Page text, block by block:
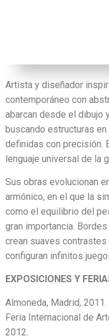
Artista y diseñador
contemporáneo con
abarcan desde el dibujo
buscando estructuras
definidas con precisión.
lenguaje universal de la
Sus obras evolucionan
armónico, en el que la
como el equilibrio del
gran importancia.
crean suaves
configuran infinitos
EXPOSICIONES Y
Almoneda, Madrid, 2011.
Feria Internacional de
2012.